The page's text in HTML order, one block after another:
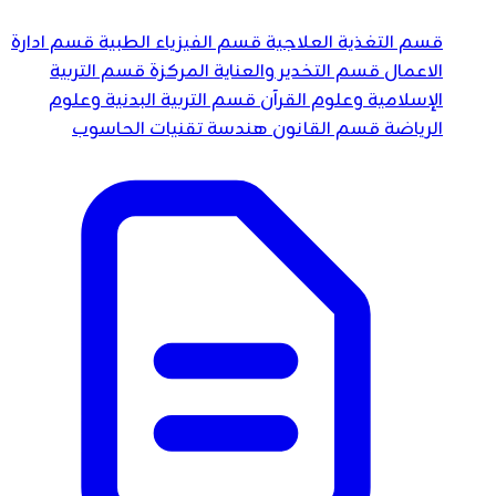
قسم التغذية العلاجيةقسم الفيزياء الطبيةقسم ادارة
الاعمالقسم التخدير والعناية المركزةقسم التربية
الإسلامية وعلوم القرآنقسم التربية البدنية وعلوم
الرياضةقسم القانونهندسة تقنيات الحاسوب